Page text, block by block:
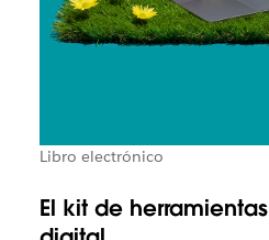
Libro electrónico
El kit de